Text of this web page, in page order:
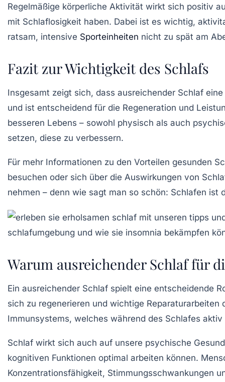
Regelmäßige körperliche Aktivität wirkt sich positiv
mit Schlaflosigkeit haben. Dabei ist es wichtig,
ratsam, intensive Sporteinheiten nicht zu spät am
Fazit zur Wichtigkeit des Schlafs
Insgesamt zeigt sich, dass ausreichender Schlaf
und ist entscheidend für die Regeneration und
besseren Lebens – sowohl physisch als auch
setzen, diese zu verbessern.
Für mehr Informationen zu den Vorteilen gesunden
besuchen oder sich über die Auswirkungen von
nehmen – denn wie sagt man so schön: Schlafen ist
Warum ausreichender Schlaf für
Ein ausreichender Schlaf spielt eine entscheidende
sich zu regenerieren und wichtige Reparaturarbeiten
Immunsystems, welches während des Schlafes
Schlaf wirkt sich auch auf unsere psychische
kognitiven Funktionen optimal arbeiten können.
Konzentrationsfähigkeit, Stimmungsschwankungen